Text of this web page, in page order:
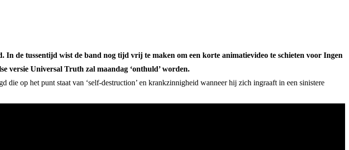
de tussentijd wist de band nog tijd vrij te maken om een korte animatievideo te schieten voor Ingen
versie Universal Truth zal maandag ‘onthuld’ worden.
op het punt staat van ‘self-destruction’ en krankzinnigheid wanneer hij zich ingraaft in een sinistere